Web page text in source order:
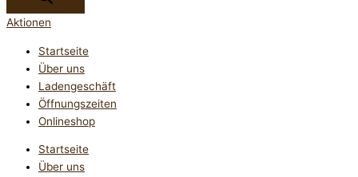
Aktionen
Startseite
Über uns
Ladengeschäft
Öffnungszeiten
Onlineshop
Startseite
Über uns